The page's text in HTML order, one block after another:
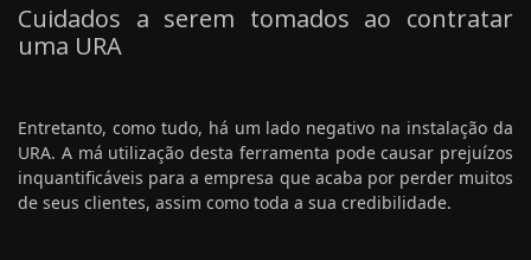
Cuidados a serem tomados ao contratar
uma URA
Entretanto, como tudo, há um lado negativo na instalação da
URA. A má utilização desta ferramenta pode causar prejuízos
inquantificáveis para a empresa que acaba por perder muitos
de seus clientes, assim como toda a sua credibilidade.